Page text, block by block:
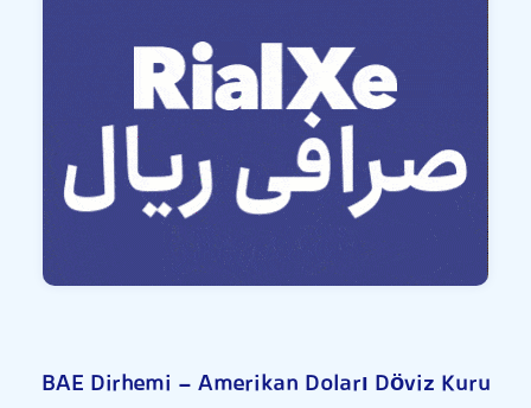
BAE Dirhemi - Amerikan Doları Döviz Kuru